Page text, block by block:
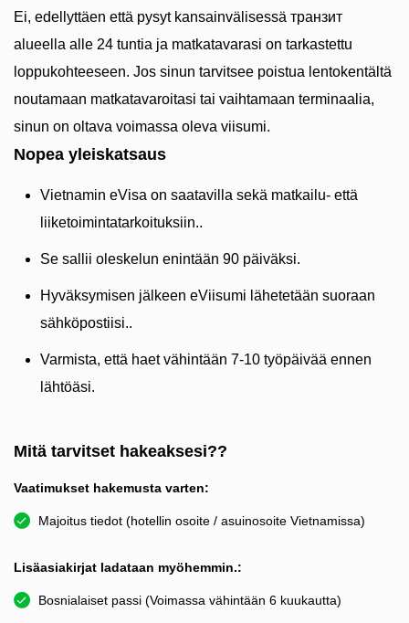
Ei, edellyttäen että pysyt kansainvälisessä транзит
alueella alle 24 tuntia ja matkatavarasi on tarkastettu
loppukohteeseen. Jos sinun tarvitsee poistua lentokentältä
noutamaan matkatavaroitasi tai vaihtamaan terminaalia,
sinun on oltava voimassa oleva viisumi.
Nopea yleiskatsaus
Vietnamin eVisa on saatavilla sekä matkailu- että
liiketoimintatarkoituksiin..
Se sallii oleskelun enintään 90 päiväksi.
Hyväksymisen jälkeen eViisumi lähetetään suoraan
sähköpostiisi..
Varmista, että haet vähintään 7-10 työpäivää ennen
lähtöäsi.
Mitä tarvitset hakeaksesi??
Vaatimukset hakemusta varten:
Majoitus tiedot (hotellin osoite / asuinosoite Vietnamissa)
Lisäasiakirjat ladataan myöhemmin.:
Bosnialaiset passi (Voimassa vähintään 6 kuukautta)